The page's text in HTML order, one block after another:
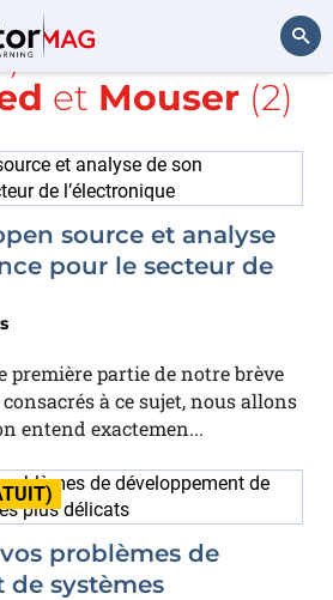
Rechercher
avec la balise
et Mouser (2)
source et analyse
pour le secteur de
première partie de notre brève
à ce sujet, nous allons
entend exactemen...
problèmes de
systèmes